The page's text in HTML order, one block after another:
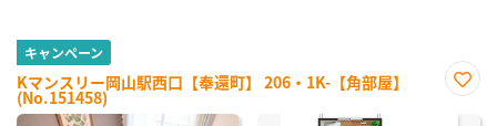
キャンペーン
Kマンスリー岡山駅西口【奉還町】 206・1K-【角部屋】
(No.151458)
に入